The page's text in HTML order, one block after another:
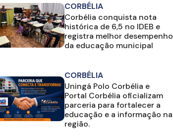
CORBÉLIA
Corbélia conquista nota
histórica de 6,5 no IDEB e
registra melhor desempenho
da educação municipal
CORBÉLIA
Uningá Polo Corbélia e
Portal Corbélia oficializam
parceria para fortalecer a
educação e a informação na
região.